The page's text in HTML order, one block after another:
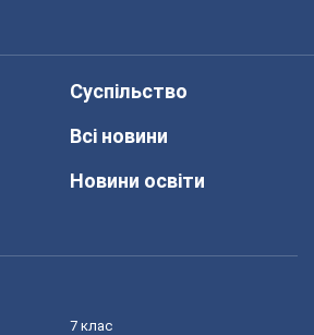
Суспільство
Всі новини
Новини освіти
7 клас